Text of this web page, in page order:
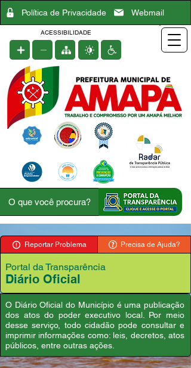
Política de Privacidade Webmail
ACESSIBILIDADE
Reportar Problema Precisa de Ajuda?
Portal da Transparência
Diário Oficial
O Diário Oficial do Município é uma publicação
dos atos do poder executivo local. Por meio
desse serviço, todo cidadão pode consultar e
imprimir informações como: leis, decretos, atos
públicos, entre outras ações.